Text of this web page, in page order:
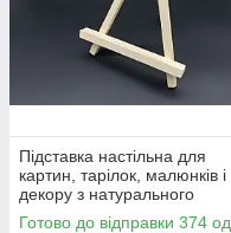
Підставка настільна для
картин, тарілок, малюнків і
декору з натурального
дерева, розмір 24х17.5 см
Готово до відправки 374 од.